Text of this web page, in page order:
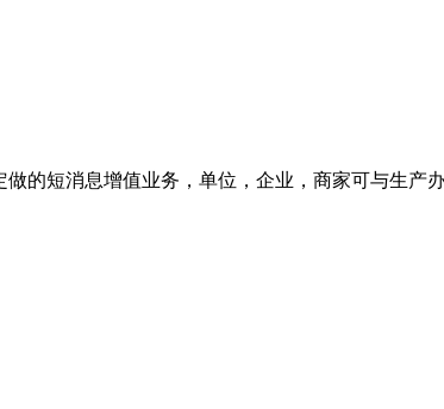
的短消息增值业务，单位，企业，商家可与生产